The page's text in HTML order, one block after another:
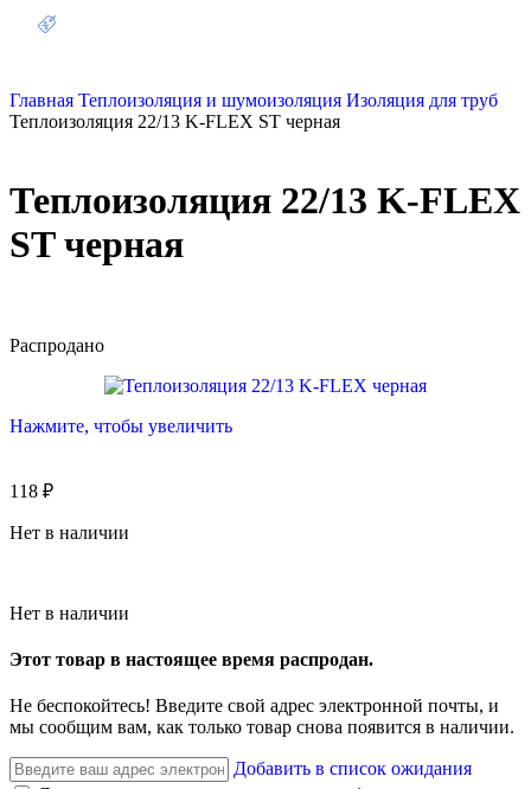
Главная Теплоизоляция и шумоизоляция Изоляция для труб
Теплоизоляция 22/13 K-FLEX ST черная
Теплоизоляция 22/13 K-FLEX
ST черная
Распродано
Нажмите, чтобы увеличить
118 ₽
Нет в наличии
Нет в наличии
Этот товар в настоящее время распродан.
Не беспокойтесь! Введите свой адрес электронной почты, и
мы сообщим вам, как только товар снова появится в наличии.
Добавить в список ожидания